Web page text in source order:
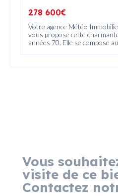
278 600€
Votre agence Météo
vous propose cette
années 70. Elle se compose
Vous
visite de ce
Contactez